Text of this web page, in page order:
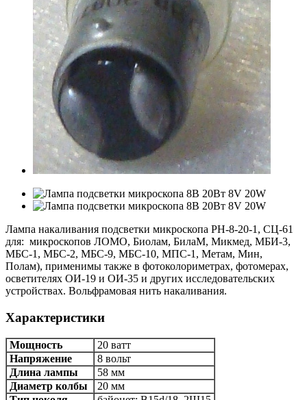
Лампа накaливания подсветки микроскопа РН-8-20-1, CЦ-61
для: микроскопов ЛОМО, Биолам, БилаМ, Микмед, МБИ-3,
МБС-1, МБС-2, МБС-9, МБС-10, МПС-1, Метам, Мин,
Полам), применимы также в фотоколориметрах, фотомерах,
осветителях ОИ-19 и ОИ-35 и других исследовательских
устройствах. Вольфрамовая нить накаливания.
Характеристики
Мощность
20 ватт
Напряжение
8 вольт
Длина лампы
58 мм
Диаметр колбы
20 мм